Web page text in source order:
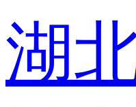
湖